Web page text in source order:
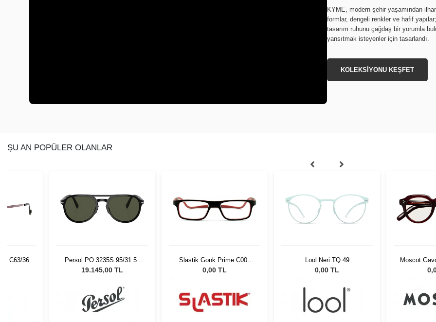
KYME, modern şehir yaşamından
formlar, dengeli renkler ve hafif
tasarım ruhunu çağdaş bir yorumla
yansıtmak isteyenler için tasarlandı.
KOLEKSİYONU KEŞFET
ŞU AN POPÜLER OLANLAR
C63/36
Persol PO 3235S 95/31 55
Unisex Güneş Gözlüğü
19.145,00 TL
Slastik Gonk Prime C004
Opt 1055861
0,00 TL
Lool Neri TQ 49
0,00 TL
Moscot